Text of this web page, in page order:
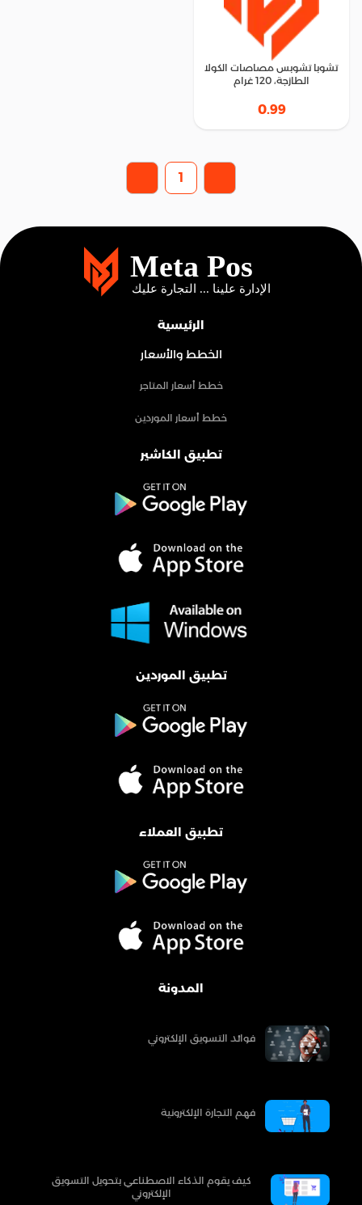
تشوبا تشوبس مصاصات الكولا
الطازجة، 120 غرام
0.99
1
الرئيسية
الخطط والأسعار
خطط أسعار المتاجر
خطط أسعار الموردين
تطبيق الكاشير
تطبيق الموردين
تطبيق العملاء
المدونة
فوائد التسويق الإلكتروني
فهم التجارة الإلكترونية
كيف يقوم الذكاء الاصطناعي بتحويل التسويق
الإلكتروني